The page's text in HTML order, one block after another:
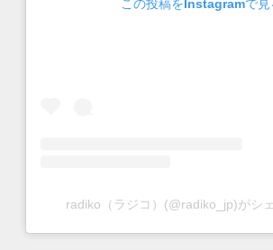
この投稿をInstagramで見
radiko（ラジコ）(@radiko_jp)がシ